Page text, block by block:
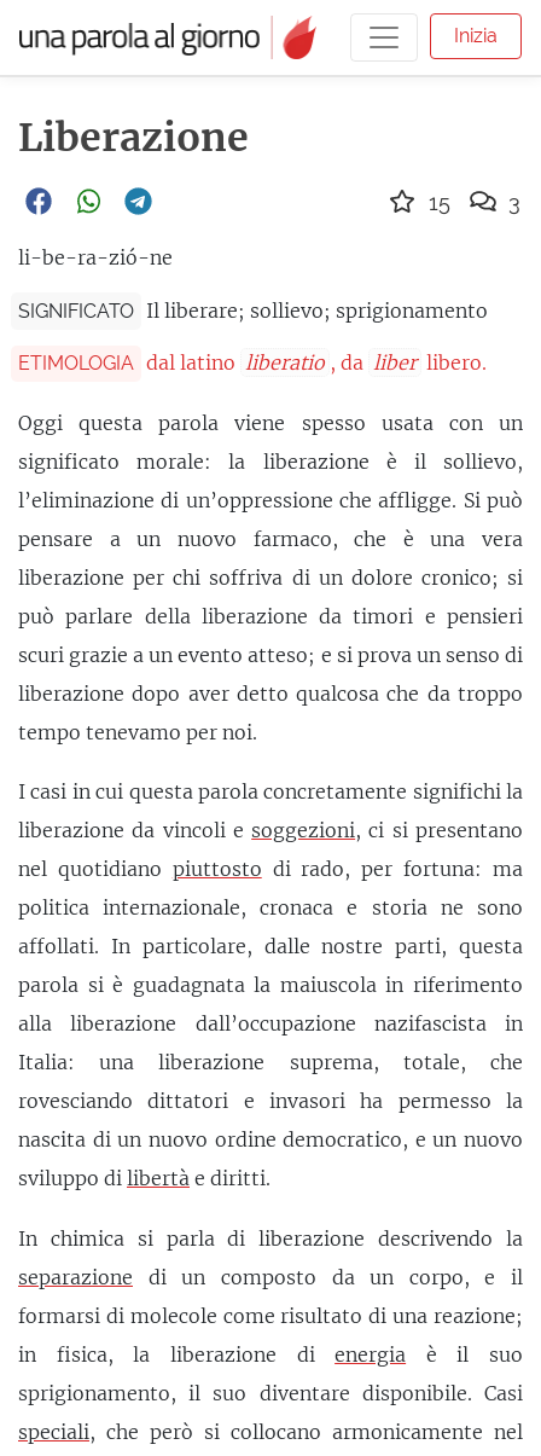
Inizia
Liberazione
li-be-ra-zió-ne
SIGNIFICATO Il liberare; sollievo; sprigionamento
ETIMOLOGIA dal latino liberatio , da liber libero.
Oggi questa parola viene spesso usata con un
significato morale: la liberazione è il sollievo,
l’eliminazione di un’oppressione che affligge. Si può
pensare a un nuovo farmaco, che è una vera
liberazione per chi soffriva di un dolore cronico; si
può parlare della liberazione da timori e pensieri
scuri grazie a un evento atteso; e si prova un senso di
liberazione dopo aver detto qualcosa che da troppo
tempo tenevamo per noi.
I casi in cui questa parola concretamente significhi la
liberazione da vincoli e soggezioni, ci si presentano
nel quotidiano piuttosto di rado, per fortuna: ma
politica internazionale, cronaca e storia ne sono
affollati. In particolare, dalle nostre parti, questa
parola si è guadagnata la maiuscola in riferimento
alla liberazione dall’occupazione nazifascista in
Italia: una liberazione suprema, totale, che
rovesciando dittatori e invasori ha permesso la
nascita di un nuovo ordine democratico, e un nuovo
sviluppo di libertà e diritti.
In chimica si parla di liberazione descrivendo la
separazione di un composto da un corpo, e il
formarsi di molecole come risultato di una reazione;
in fisica, la liberazione dienergia è il suo
sprigionamento, il suo diventare disponibile. Casi
speciali, che però si collocano armonicamente nel
15 3